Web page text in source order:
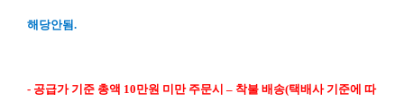
해당안됨.
- 공급가 기준 총액 10만원 미만 주문시 – 착불 배송(택배사 기준에 따